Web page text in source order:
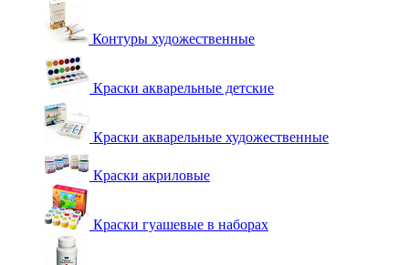
Контуры художественные
Краски акварельные детские
Краски акварельные художественные
Краски акриловые
Краски гуашевые в наборах